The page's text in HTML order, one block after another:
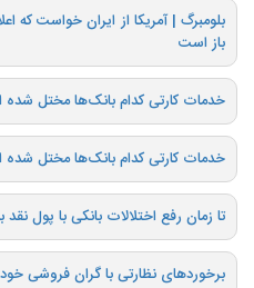
بلومبرگ | آمریکا از ایران خواست که
باز است
خدمات کارتی کدام بانک‌ها مختل
خدمات کارتی کدام بانک‌ها مختل
تا زمان رفع اختلالات بانکی با پول
برخوردهای نظارتی با گران فروشی